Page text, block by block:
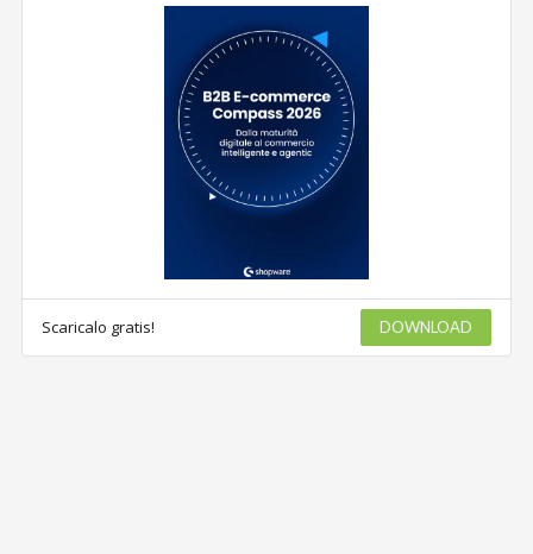
Scaricalo gratis! DOWNLOAD